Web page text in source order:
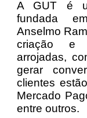
A GUT é
fundada
Anselmo
criação e
arrojadas,
gerar
clientes
Mercado
entre outros.